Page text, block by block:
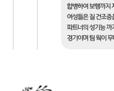
합병하여 보행까지
여성들은 질 건조증
파트너의 성기능 까
경기이며 팀 웍이